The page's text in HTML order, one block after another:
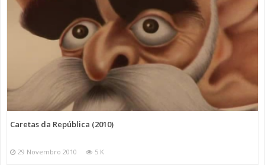
Caretas da República (2010)
29 Novembro 2010 5 K